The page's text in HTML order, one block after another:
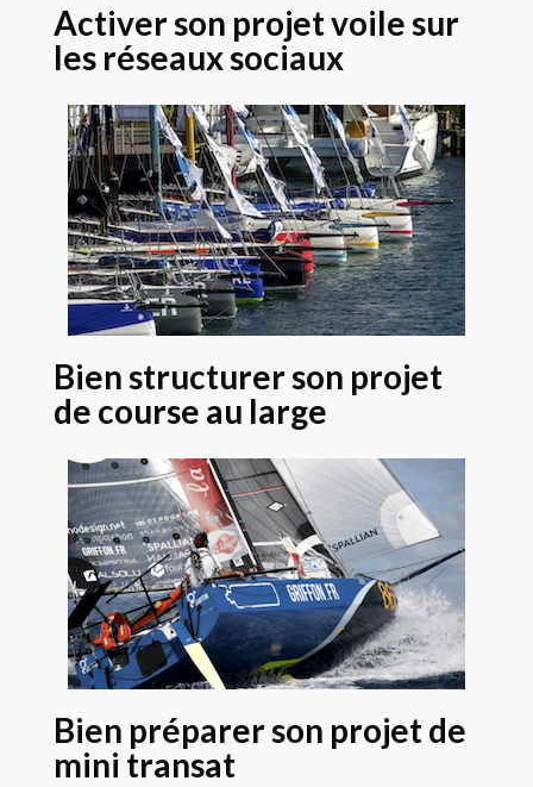
Activer son projet voile sur
les réseaux sociaux
Bien structurer son projet
de course au large
Bien préparer son projet de
mini transat